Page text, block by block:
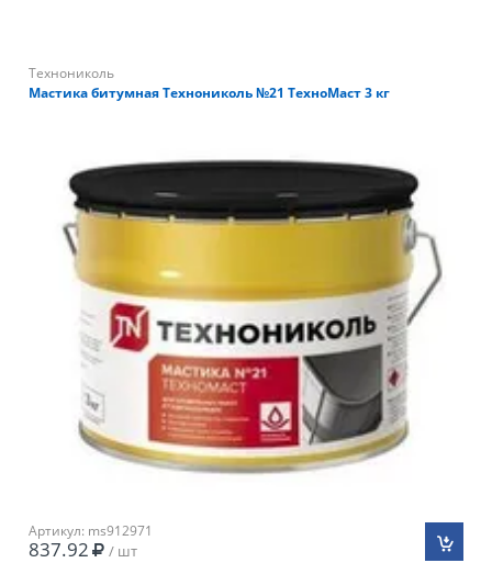
Технониколь
Мастика битумная Технониколь №21 ТехноМаст 3 кг
Артикул: ms912971
837.92 / шт